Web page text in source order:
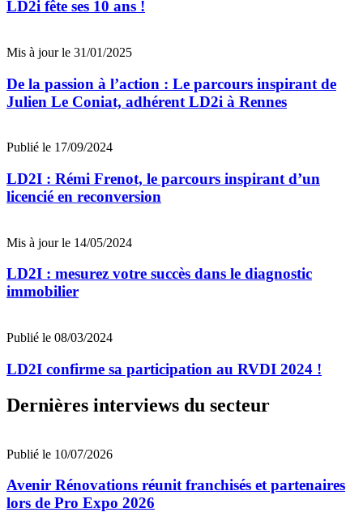
LD2i fête ses 10 ans !
Mis à jour le 31/01/2025
De la passion à l’action : Le parcours inspirant de
Julien Le Coniat, adhérent LD2i à Rennes
Publié le 17/09/2024
LD2I : Rémi Frenot, le parcours inspirant d’un
licencié en reconversion
Mis à jour le 14/05/2024
LD2I : mesurez votre succès dans le diagnostic
immobilier
Publié le 08/03/2024
LD2I confirme sa participation au RVDI 2024 !
Dernières interviews du secteur
Publié le 10/07/2026
Avenir Rénovations réunit franchisés et partenaires
lors de Pro Expo 2026